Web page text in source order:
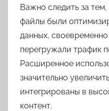
Важно следить за
файлы были
данных,
перегружали трафик
Расширенное
значительно
интегрированы в
контент.